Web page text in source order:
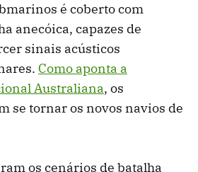
é coberto com
anecóica, capazes de
sinais acústicos
Como aponta a
Australiana, os
se tornar os novos navios de
os cenários de batalha